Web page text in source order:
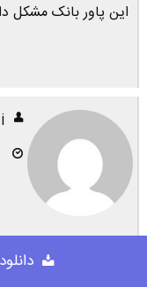
این پاور بانک مشکل
خیلی ممنون از شما